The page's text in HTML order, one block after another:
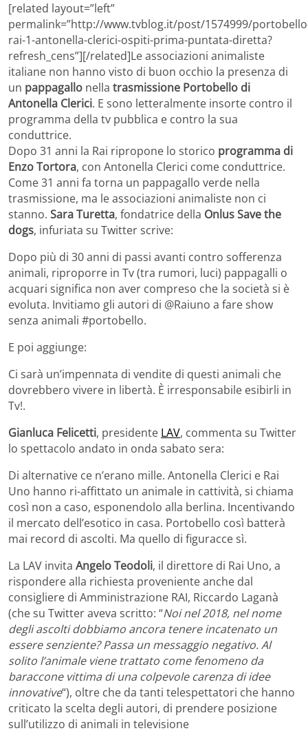
[related layout=”left”
permalink=”http://www.tvblog.it/post/1574999/
rai-1-antonella-clerici-ospiti-prima-puntata-diretta?
refresh_cens”][/related]Le associazioni animaliste
italiane non hanno visto di buon occhio la presenza di
un pappagallo nella trasmissione Portobello di
Antonella Clerici. E sono letteralmente insorte contro il
programma della tv pubblica e contro la sua
conduttrice.
Dopo 31 anni la Rai ripropone lo storico programma di
Enzo Tortora, con Antonella Clerici come conduttrice.
Come 31 anni fa torna un pappagallo verde nella
trasmissione, ma le associazioni animaliste non ci
stanno. Sara Turetta, fondatrice della Onlus Save the
dogs, infuriata su Twitter scrive:
Dopo più di 30 anni di passi avanti contro sofferenza
animali, riproporre in Tv (tra rumori, luci) pappagalli o
acquari significa non aver compreso che la società si è
evoluta. Invitiamo gli autori di @Raiuno a fare show
senza animali #portobello.
E poi aggiunge:
Ci sarà un’impennata di vendite di questi animali che
dovrebbero vivere in libertà. È irresponsabile esibirli in
Tv!.
Gianluca Felicetti, presidente LAV, commenta su Twitter
lo spettacolo andato in onda sabato sera:
Di alternative ce n’erano mille. Antonella Clerici e Rai
Uno hanno ri-affittato un animale in cattività, si chiama
così non a caso, esponendolo alla berlina. Incentivando
il mercato dell’esotico in casa. Portobello così batterà
mai record di ascolti. Ma quello di figuracce sì.
La LAV invita Angelo Teodoli, il direttore di Rai Uno, a
rispondere alla richiesta proveniente anche dal
consigliere di Amministrazione RAI, Riccardo Laganà
(che su Twitter aveva scritto: “Noi nel 2018, nel nome
degli ascolti dobbiamo ancora tenere incatenato un
essere senziente? Passa un messaggio negativo. Al
solito l’animale viene trattato come fenomeno da
baraccone vittima di una colpevole carenza di idee
innovative“), oltre che da tanti telespettatori che hanno
criticato la scelta degli autori, di prendere posizione
sull’utilizzo di animali in televisione